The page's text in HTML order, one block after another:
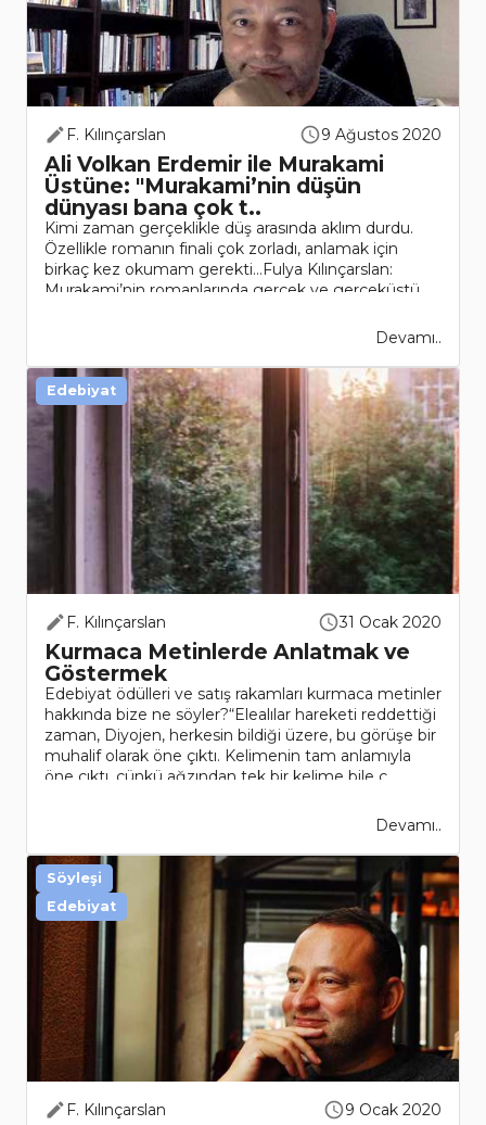
F. Kılınçarslan 9 Ağustos 2020
Ali Volkan Erdemir ile Murakami
Üstüne: "Murakami’nin düşün
dünyası bana çok t..
Kimi zaman gerçeklikle düş arasında aklım durdu.
Özellikle romanın finali çok zorladı, anlamak için
birkaç kez okumam gerekti…Fulya Kılınçarslan:
Murakami’nin romanlarında gerçek ve gerçeküstü
Devamı..
F. Kılınçarslan 31 Ocak 2020
Kurmaca Metinlerde Anlatmak ve
Göstermek
Edebiyat ödülleri ve satış rakamları kurmaca metinler
hakkında bize ne söyler?“Elealılar hareketi reddettiği
zaman, Diyojen, herkesin bildiği üzere, bu görüşe bir
muhalif olarak öne çıktı. Kelimenin tam anlamıyla
öne çıktı, çünkü ağzından tek bir kelime bile ç..
Devamı..
Edebiyat
F. Kılınçarslan 9 Ocak 2020
Söyleşi
Edebiyat